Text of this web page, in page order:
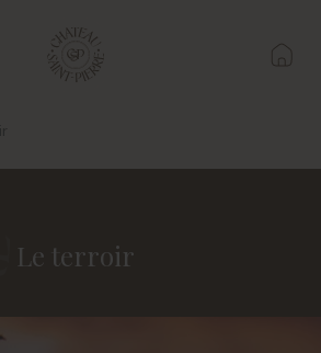
Le terroir